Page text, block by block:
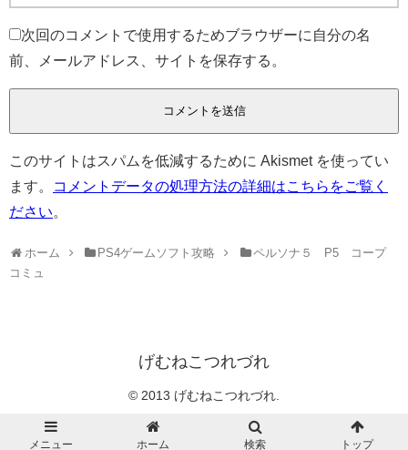
次回のコメントで使用するためブラウザーに自分の名
前、メールアドレス、サイトを保存する。
このサイトはスパムを低減するために Akismet を使ってい
ます。
コメントデータの処理方法の詳細はこちらをご覧く
ださい。
ホーム PS4ゲームソフト攻略
ペルソナ５ P5 コープ
コミュ
げむねこつれづれ
© 2013 げむねこつれづれ.
メニュー ホーム 検索 トップ